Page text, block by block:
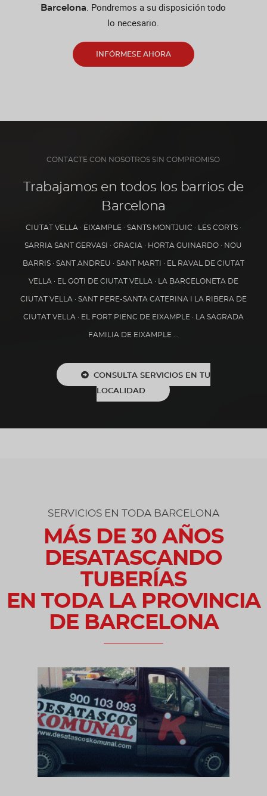
Barcelona
. Pondremos a su disposición todo
lo necesario.
INFÓRMESE AHORA
CONTACTE CON NOSOTROS SIN COMPROMISO
Trabajamos en todos los barrios de
Barcelona
CIUTAT VELLA · EIXAMPLE · SANTS MONTJUIC · LES CORTS·
SARRIA SANT GERVASI ·GRACIA · HORTA GUINARDO · NOU
BARRIS· SANT ANDREU · SANT MARTI · EL RAVAL DE CIUTAT
VELLA · EL GOTI DE CIUTAT VELLA · LA BARCELONETA DE
CIUTAT VELLA · SANT PERE-SANTA CATERINA I LA RIBERA DE
CIUTAT VELLA · EL FORT PIENC DE EIXAMPLE · LA SAGRADA
FAMILIA DE EIXAMPLE
CONSULTA SERVICIOS EN TU
LOCALIDAD
SERVICIOS EN TODA BARCELONA
MÁS DE 30 AÑOS
DESATASCANDO
TUBERÍAS
EN TODA LA PROVINCIA
DE BARCELONA